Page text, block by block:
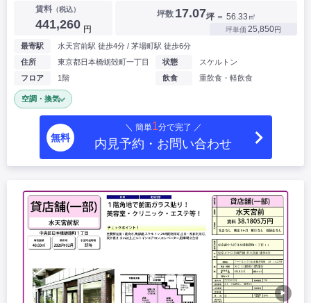
賃料（税込）
441,260 円
坪数 17.07坪 ＝ 56.33㎡
坪単価 25,850円
最寄駅
水天宮前駅 徒歩4分 / 茅場町駅 徒歩6分
住所
東京都日本橋蛎殻町一丁目
フロア
1階
状態
スケルトン
飲食
重飲食・軽飲食
空調・換気
無料
＼ 簡単1分で完了 ／
内見予約・お問い合わせ
▶